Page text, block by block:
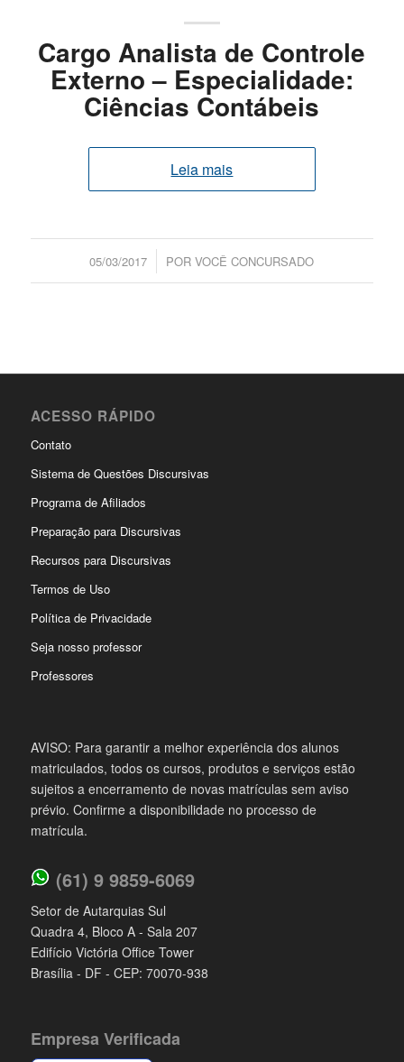
Cargo Analista de Controle
Externo – Especialidade:
Ciências Contábeis
Leia mais
05/03/2017
/ PORVOCÊ CONCURSADO
ACESSO RÁPIDO
Contato
Sistema de Questões Discursivas
Programa de Afiliados
Preparação para Discursivas
Recursos para Discursivas
Termos de Uso
Política de Privacidade
Seja nosso professor
Professores
AVISO: Para garantir a melhor experiência dos alunos
matriculados, todos os cursos, produtos e serviços estão
sujeitos a encerramento de novas matrículas sem aviso
prévio. Confirme a disponibilidade no processo de
matrícula.
(61) 9 9859-6069
Setor de Autarquias Sul
Quadra 4, Bloco A - Sala 207
Edifício Victória Office Tower
Brasília - DF - CEP: 70070-938
Empresa Verificada